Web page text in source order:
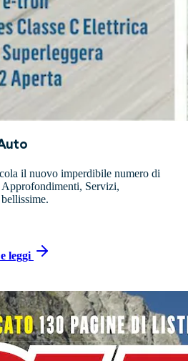
il nuovo imperdibile numero di
Servizi,
leggi